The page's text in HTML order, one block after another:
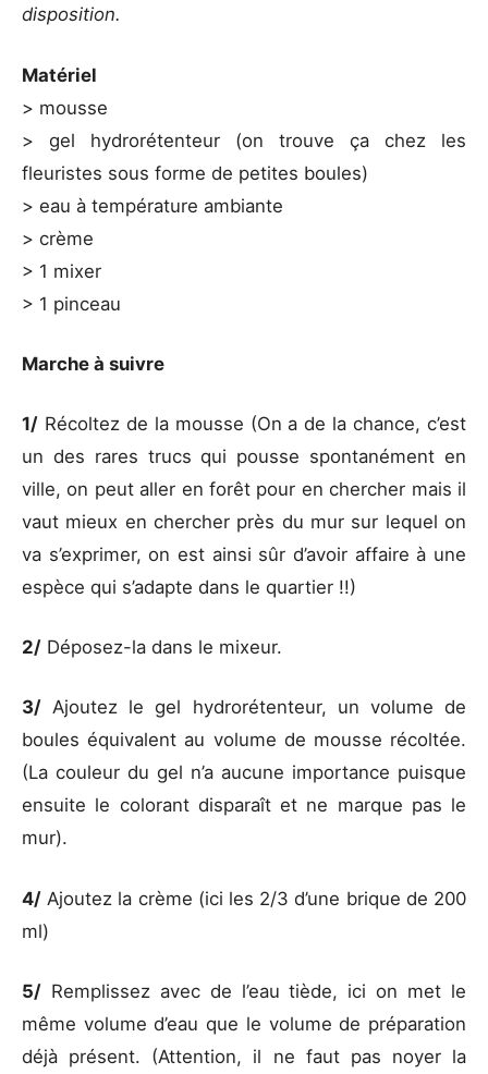
disposition.
Matériel
> mousse
> gel hydrorétenteur (on trouve ça chez les
fleuristes sous forme de petites boules)
> eau à température ambiante
> crème
> 1 mixer
> 1 pinceau
Marche à suivre
1/ Récoltez de la mousse (On a de la chance, c’est
un des rares trucs qui pousse spontanément en
ville, on peut aller en forêt pour en chercher mais il
vaut mieux en chercher près du mur sur lequel on
va s’exprimer, on est ainsi sûr d’avoir affaire à une
espèce qui s’adapte dans le quartier !!)
2/ Déposez-la dans le mixeur.
3/ Ajoutez le gel hydrorétenteur, un volume de
boules équivalent au volume de mousse récoltée.
(La couleur du gel n’a aucune importance puisque
ensuite le colorant disparaît et ne marque pas le
mur).
4/ Ajoutez la crème (ici les 2/3 d’une brique de 200
ml)
5/ Remplissez avec de l’eau tiède, ici on met le
même volume d’eau que le volume de préparation
déjà présent. (Attention, il ne faut pas noyer la